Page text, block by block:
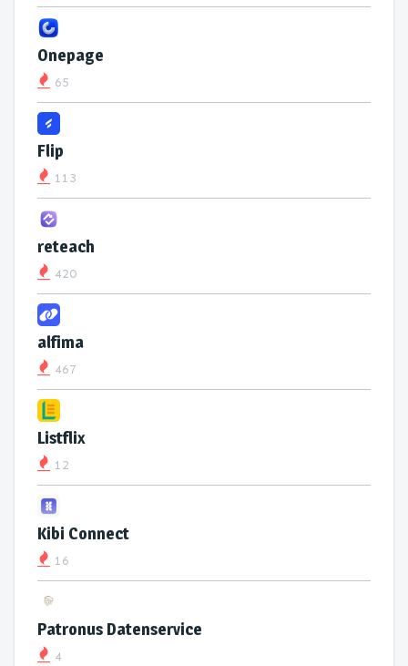
Onepage
65
Flip
113
reteach
420
alfima
467
Listflix
12
Kibi Connect
16
Patronus Datenservice
4